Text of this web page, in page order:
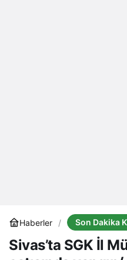
Haberler Son Dakika
Sivas’ta SGK İl